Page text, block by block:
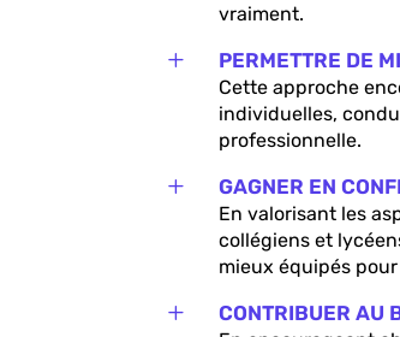
vraiment.
L PERMETTRE DE
Cette approche
individuelles,
professionnelle.
L GAGNER EN
En valorisant les
collégiens et
mieux équipés
L CONTRIBUER AU